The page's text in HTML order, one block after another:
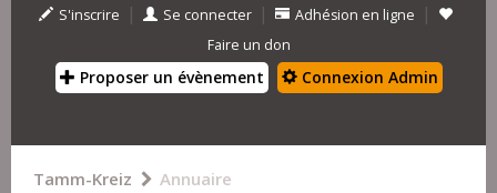
S'inscrire | Se connecter | Adhésion en ligne |
Faire un don
Proposer un évènement Connexion Admin
Tamm-Kreiz Annuaire